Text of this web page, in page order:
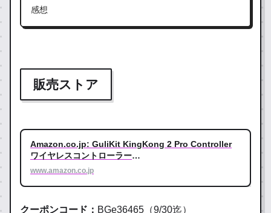
感想
販売ストア
Amazon.co.jp: GuliKit KingKong 2 Pro Controller
ワイヤレスコントローラー
Switch/Windows/Android/macOS/iOS対応 : ゲーム
www.amazon.co.jp
クーポンコード： BGe36465（9/30迄）